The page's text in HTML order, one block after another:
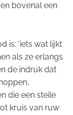
bovenal een
is: ‘iets wat lijkt
als ze erlangs
de indruk dat
die een steile
kruis van ruw